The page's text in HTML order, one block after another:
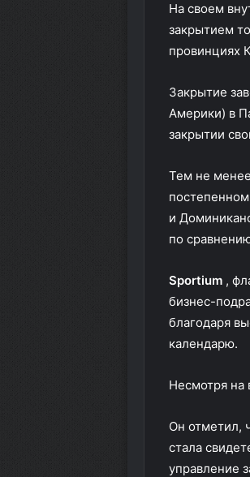
На своем
закрытием
провинциях
Закрытие
Америки) в
закрытии
Тем не
и
по
Sportium ,
бизнес-
благодаря
календарю.
Несмотря на
Он отметил,
стала
управление